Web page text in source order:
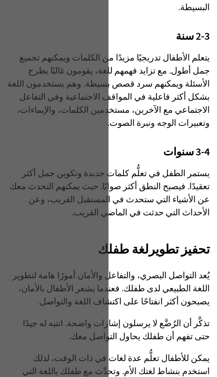
البسيطة.
2-3 سنة
يتعلم الأطفال تدريجيًا مزيدًا من الكلمات ويمكنهم تجميع
جمل أطول. مع تزايد فهمهم للغة، يقومون غالبًا بطرح
الأسئلة ويمكنهم سرد قصص بسيطة. وهم يستخدمون اللغة
بشكل أكثر فاعلية في المواقف الاجتماعية وفي التفاعل
الاجتماعي مع الآخرين، مستخدمين الكلمات، والإيماءات،
وتعبيرات الوجه ونبرة الصوت.
3-4 سنوات
يستمر الطفل في تعلُّم كلمات جديدة وتكوين جمل أكثر
تعقيدًا. فيصبح النطق أكثر صوابًا. حيث يمكنهم التحدث معك
عن الأشياء التي ستحدث في المستقبل القريب، وعن
الأحداث التي حدثت في الماضي القريب.
تحفيز تطويرلغة طفلك
يُعد التواصل البصري، والتفاعل والأمان أمورًا هامة لتطوير
اللغة الطبيعي لدى طفلك. فعندما يشعر الأطفال بالأمان،
يصبحون أكثر انفتاحًا على اكتشاف اللغة والتواصل.
تذكَّر أن الرُضَّع لا يرسلون إشارات واضحة. انتبه له جيدًا
حتى تفهم أن طفلك يحاول التواصل معك.
يمكن للأطفال تعلُّم عدة لغات في ذات الوقت، لذلك
استخدم بنشاط لغتك الأم. وتحدَّث مع طفلك باللغة التي